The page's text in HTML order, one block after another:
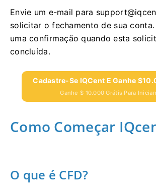
Envie um e-mail para
solicitar o fechamento de sua
uma confirmação quando esta
concluída.
Cadastre-Se IQCent E Ganhe
Ganhe $ 10.000 Grátis Para
Como Começar
O que é CFD?